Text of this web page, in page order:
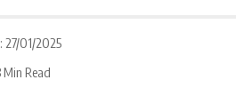
01/2025
Min Read